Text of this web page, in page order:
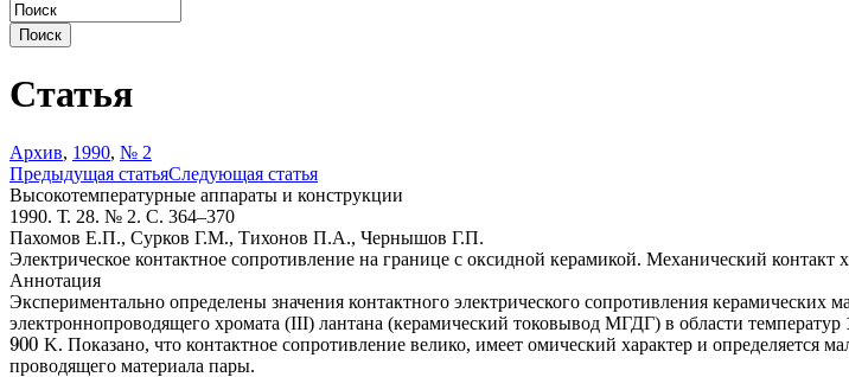
Статья
Архив, 1990, № 2
Предыдущая статьяСледующая статья
Высокотемпературные аппараты и конструкции
1990. Т. 28. № 2. С. 364–370
Пахомов Е.П., Сурков Г.М., Тихонов П.А., Чернышов Г.П.
Электрическое контактное сопротивление на границе с оксидной керамикой. Механический
Аннотация
Экспериментально определены значения контактного электрического сопротивления
электроннопроводящего хромата (III) лантана (керамический токовывод МГДГ) в области температур
900
900 K. Показано, что контактное сопротивление велико, имеет омический характер и определяется
проводящего материала пары.